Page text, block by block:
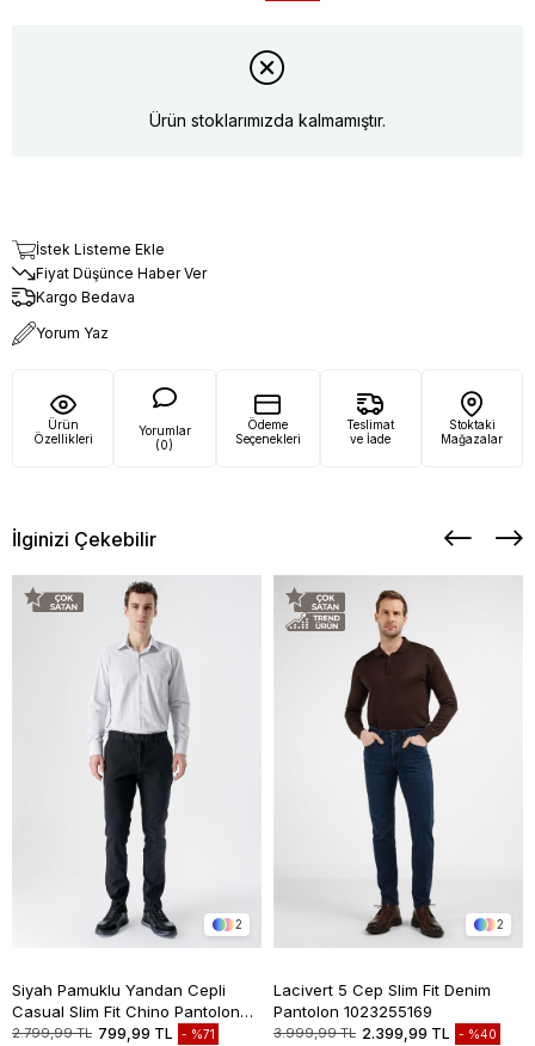
Ürün stoklarımızda kalmamıştır.
İstek Listeme Ekle
Fiyat Düşünce Haber Ver
Kargo Bedava
Yorum Yaz
Ürün
Özellikleri
Yorumlar
(0)
Ödeme
Seçenekleri
Teslimat
ve İade
Stoktaki
Mağazalar
İlginizi Çekebilir
2
Siyah Pamuklu Yandan Cepli
Casual Slim Fit Chino Pantolon
1003235117
2.799,99 TL 799,99 TL %71
2
Lacivert 5 Cep Slim Fit Denim
Pantolon 1023255169
3.999,99 TL 2.399,99 TL %40